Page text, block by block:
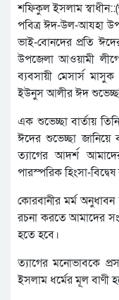
শফিকুল ইসলাম
পবিত্র ঈদ-উল-আযহা
ভাই-বোনদের প্রতি
উপজেলা আওয়ামী
ব্যবসায়ী মেসার্স
ইউনুস আলীর ঈদ
এক শুভেচ্ছা বার্তায়
ঈদের শুভেচ্ছা জানিয়ে
ত্যাগের আদর্শ
পারস্পরিক হিংসা-
কোরবানীর মর্ম
রচনা করতে আমাদের
হতে হবে।
ত্যাগের মনোভাবকে
ইসলাম ধর্মের মূল বাণী